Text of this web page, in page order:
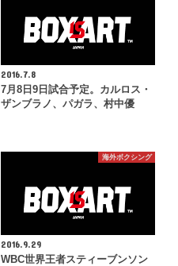
2016.7.8
7月8日9日試合予定。カルロス・
ザンブラノ、パガラ、村中優
海外ボクシング
2016.9.29
WBC世界王者スティーブンソン